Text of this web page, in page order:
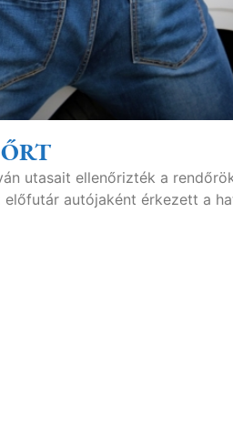
utasait ellenőrizték a
autójaként érkezett a